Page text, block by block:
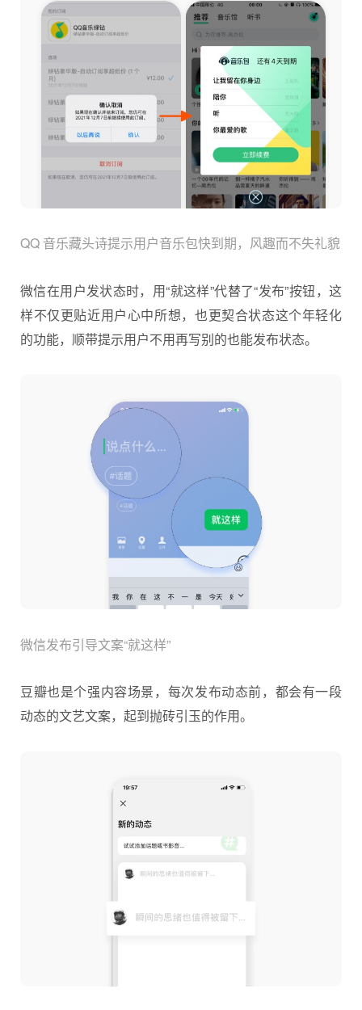
QQ 音乐藏头诗提示用户音乐包快到期，风趣而不失礼貌
微信在用户发状态时，用“就这样”代替了“发布”按钮，这
样不仅更贴近用户心中所想，也更契合状态这个年轻化
的功能，顺带提示用户不用再写别的也能发布状态。
微信发布引导文案“就这样”
豆瓣也是个强内容场景，每次发布动态前，都会有一段
动态的文艺文案，起到抛砖引玉的作用。